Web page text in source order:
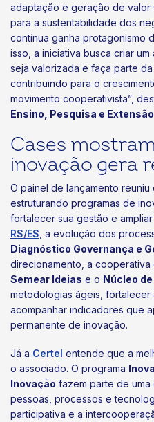
adaptação e geração de valor
para a sustentabilidade dos
contínua ganha protagonismo
isso, a iniciativa busca criar
seja valorizada e faça parte
contribuindo para o
movimento cooperativista”,
Ensino, Pesquisa e
Cases
inovação gera
O painel de lançamento
estruturando programas de
fortalecer sua gestão e
RS/ES , a evolução dos
Diagnóstico Governança e
direcionamento, a cooperativa
Semear Ideias e o Núcleo
metodologias ágeis, fortalecer
acompanhar indicadores que
permanente de inovação.
Já a Certel entende que a
o associado. O programa
Inovação fazem parte de
pessoas, processos e
participativa e a